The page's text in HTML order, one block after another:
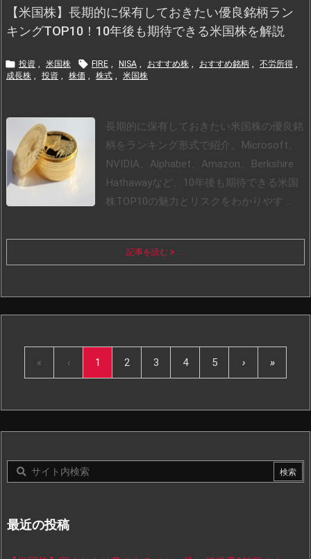
【米国株】長期的に保有しておきたい優良銘柄ラン
キングTOP10！10年後も期待できる米国株を解説
 投資 , 米国株  FIRE , NISA , おすすめ株 , おすすめ銘柄 , 不労所得 ,
成長株 , 投資 , 株価 , 株式 , 米国株
長期的に保有しておきたい米国株の優良銘
柄をランキング形式で紹介。Microsoft、
NVIDIA、Alphabet、Amazon、Berkshire
Hathawayなど、10年後も期待できる米国
株TOP10の魅力とリスクをわかりやす ...
記事を読む ...
« ‹ 1 2 3 4 5 › »
最近の投稿